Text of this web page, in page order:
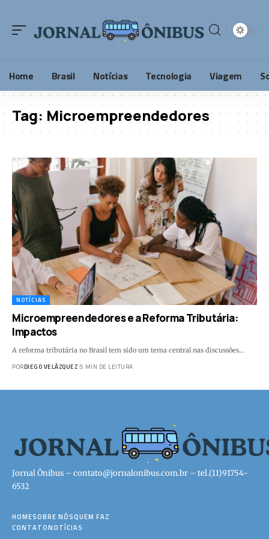
Home Brasil Notícias Tecnologia Viagem
Tag: Microempreendedores
NOTÍCIAS
Microempreendedores e a Reforma Tributária:
Impactos
A reforma tributária no Brasil tem sido um tema central nas discussões…
PORDIEGO VELÁZQUEZ 5 MIN DE LEITURA
Jornal Ônibus – contato@jornalonibus.com.br – tel.(11)91754-
6532
HOMESOBRE NÓSQUEM FAZ
CONTATONOTÍCIAS